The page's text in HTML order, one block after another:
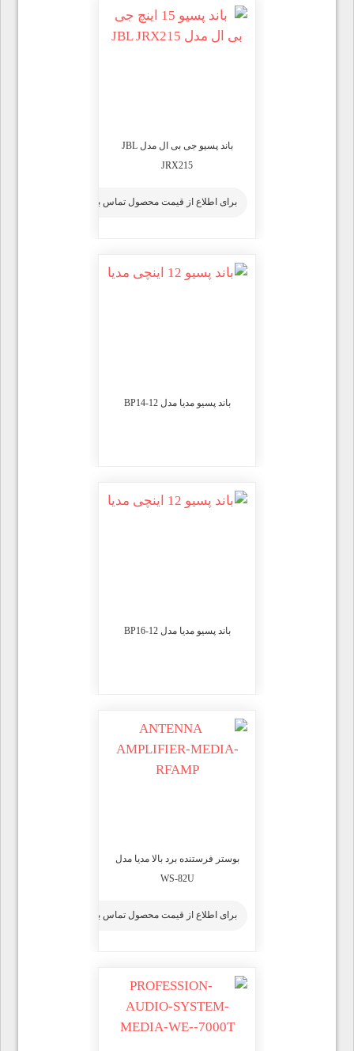
باند پسیو جی بی ال مدل JBL
JRX215
برای اطلاع از قیمت محصول تماس بگیرید
باند پسیو مدیا مدل BP14-12
باند پسیو مدیا مدل BP16-12
بوستر فرستنده برد بالا مدیا مدل
WS-82U
برای اطلاع از قیمت محصول تماس بگیرید